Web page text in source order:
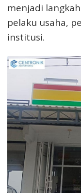
menjadi
pelaku usaha,
institusi.